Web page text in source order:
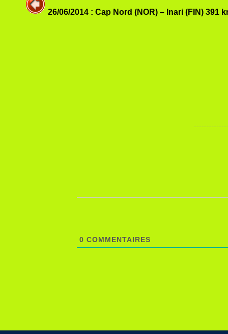
26/06/2014 : Cap Nord (NOR) – Inari (FIN) 391
0 COMMENTAIRES